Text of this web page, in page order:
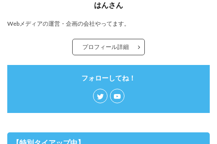
はんさん
Webメディアの運営・企画の会社やってます。
プロフィール詳細
フォローしてね！